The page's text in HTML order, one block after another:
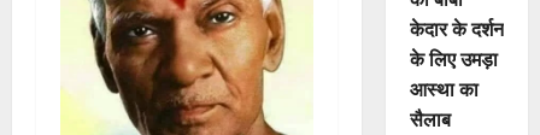
केदार के दर्शन
के लिए उमड़ा
आस्था का
सैलाब